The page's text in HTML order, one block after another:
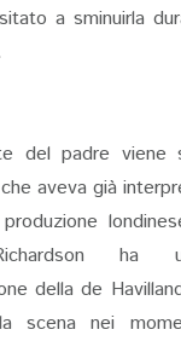
a sminuirla
del padre viene
aveva già
ha
della de
scena nei